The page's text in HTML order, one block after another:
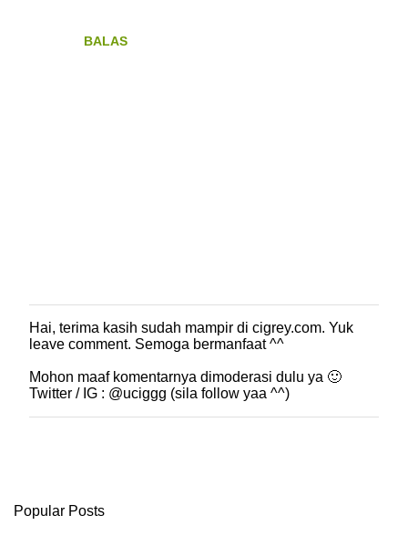
BALAS
P
o
t
n
n
Hai, terima kasih sudah mampir di cigrey.com. Yuk
leave comment. Semoga bermanfaat ^^
Mohon maaf komentarnya dimoderasi dulu ya 🙂
Twitter / IG : @uciggg (sila follow yaa ^^)
Popular Posts